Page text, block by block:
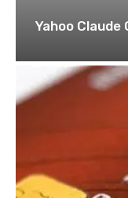
Yahoo Claude